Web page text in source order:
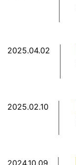
2025.04.02
2025.02.10